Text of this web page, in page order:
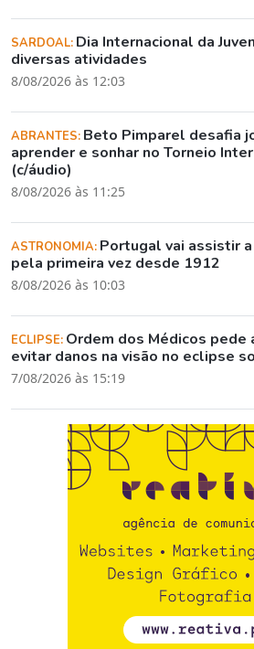
SARDOAL: Dia Internacional da
diversas atividades
8/08/2026 às 12:03
ABRANTES: Beto Pimparel desafia
aprender e sonhar no Torneio
(c/áudio)
8/08/2026 às 11:25
ASTRONOMIA: Portugal vai assistir
pela primeira vez desde 1912
8/08/2026 às 10:03
ECLIPSE: Ordem dos Médicos pede
evitar danos na visão no eclipse
7/08/2026 às 15:19